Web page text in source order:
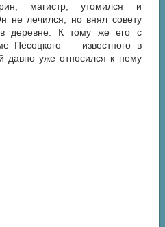
магистр, утомился и
не лечился, но внял совету
деревне. К тому же его с
Песоцкого — известного в
давно уже относился к нему